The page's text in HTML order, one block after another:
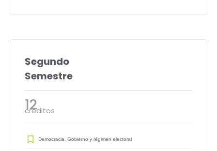
Segundo
Semestre
12
créditos
Democracia, Gobierno y régimen electoral